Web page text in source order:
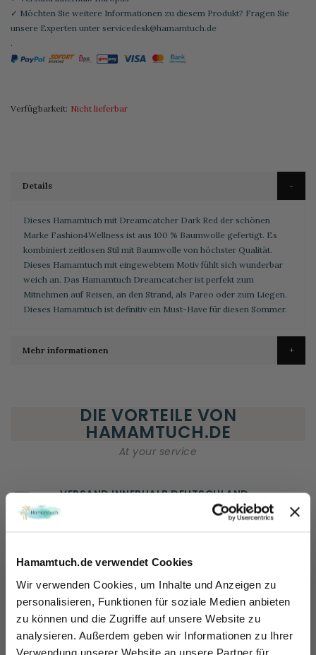
Hamamtuch.de verwendet Cookies
Wir verwenden Cookies, um Inhalte und Anzeigen zu
personalisieren, Funktionen für soziale Medien anbieten
zu können und die Zugriffe auf unsere Website zu
analysieren. Außerdem geben wir Informationen zu Ihrer
Verwendung unserer Website an unsere Partner für
✓ Möchten Sie weitere Informationen zu diesem Produkt? Fragen Sie
unsere Experten unter servicedesk@hamamtuch.de
.
Verfügbarkeit: Nicht lieferbar
Details
Dieses Hamamtuch mit Dreamcatcher Dark Red der schönen
Marke Fashion4Wellness ist aus 100 % Baumwolle gefertigt. Es
kombiniert zeitlosen Stil mit Baumwolle von höchster Qualität.
Dieses Hamamtuch mit eingewebtem Motiv fühlt sich wunderbar
weich an. Das Hamamtuch Dreamcatcher ist perfekt zum
Mitnehmen auf Reisen, an den Strand, als Pareo oder zum Liegen.
Dieses Hamamtuch ist definitiv ein Must-Have für diesen Sommer.
Mehr informationen
DIE VORTEILE VON
HAMAMTUCH.DE
At your service
VERSAND INNERHALB DEUTSCHLAND
Wir helfen Ihnen gerne weiter!
Ma - Vr: 08.00 - 20.00
100 TAGEN RÜCKGABERECHT
Sie können das Produkt innerhalb von 100 Tagen
Sicher dir 10% Rabatt!